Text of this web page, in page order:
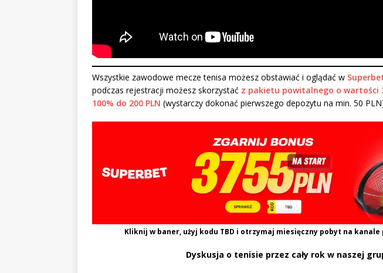
Wszystkie zawodowe mecze tenisa możesz obstawiać i oglądać w
podczas rejestracji możesz skorzystać z pakietu powitalnego o wartości
100% do 200 PLN (wystarczy dokonać pierwszego depozytu na min. 50
Kliknij w baner, użyj kodu TBD i otrzymaj miesięczny pobyt na kanale
Dyskusja o tenisie przez cały rok w naszej